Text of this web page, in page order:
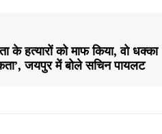
के हत्यारों को माफ किया, वो धक्का
जयपुर में बोले सचिन पायलट